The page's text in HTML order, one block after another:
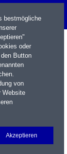
Login
bestmögliche
oder
Button
von
Website
Akzeptieren